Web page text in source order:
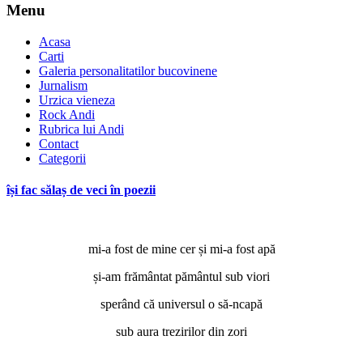
Menu
Acasa
Carti
Galeria personalitatilor bucovinene
Jurnalism
Urzica vieneza
Rock Andi
Rubrica lui Andi
Contact
Categorii
își fac sălaș de veci în poezii
mi-a fost de mine cer și mi-a fost apă
și-am frământat pământul sub viori
sperând că universul o să-ncapă
sub aura trezirilor din zori